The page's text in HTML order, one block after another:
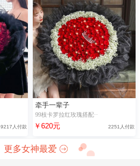
9217人付款
牵手一辈子
99枝卡罗拉红玫瑰搭配··
￥620元 2251人付款
更多女神最爱